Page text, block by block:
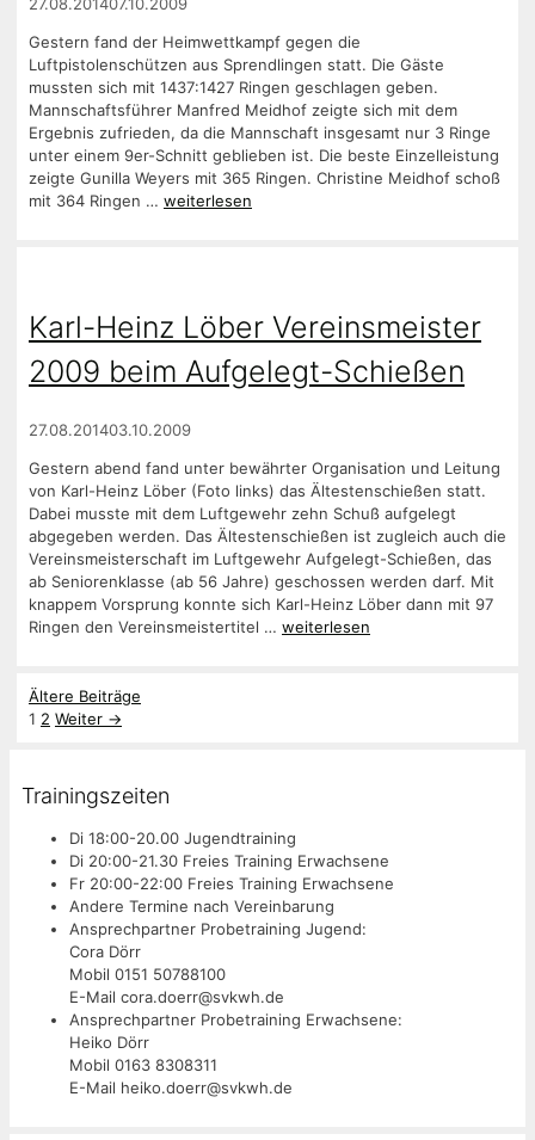
Gestern fand der Heimwettkampf gegen die
Luftpistolenschützen aus Sprendlingen statt. Die Gäste
mussten sich mit 1437:1427 Ringen geschlagen geben.
Mannschaftsführer Manfred Meidhof zeigte sich mit dem
Ergebnis zufrieden, da die Mannschaft insgesamt nur 3 Ringe
unter einem 9er-Schnitt geblieben ist. Die beste Einzelleistung
zeigte Gunilla Weyers mit 365 Ringen. Christine Meidhof schoß
mit 364 Ringen … weiterlesen
Karl-Heinz Löber Vereinsmeister
2009 beim Aufgelegt-Schießen
27.08.201403.10.2009
Gestern abend fand unter bewährter Organisation und Leitung
von Karl-Heinz Löber (Foto links) das Ältestenschießen statt.
Dabei musste mit dem Luftgewehr zehn Schuß aufgelegt
abgegeben werden. Das Ältestenschießen ist zugleich auch die
Vereinsmeisterschaft im Luftgewehr Aufgelegt-Schießen, das
ab Seniorenklasse (ab 56 Jahre) geschossen werden darf. Mit
knappem Vorsprung konnte sich Karl-Heinz Löber dann mit 97
Ringen den Vereinsmeistertitel … weiterlesen
Ältere Beiträge
Seite
1 Seite
2 Weiter →
Trainingszeiten
Di 18:00-20.00 Jugendtraining
Di 20:00-21.30 Freies Training Erwachsene
Fr 20:00-22:00 Freies Training Erwachsene
Andere Termine nach Vereinbarung
Ansprechpartner Probetraining Jugend:
Cora Dörr
Mobil 0151 50788100
E-Mail cora.doerr@svkwh.de
Ansprechpartner Probetraining Erwachsene:
Heiko Dörr
Mobil 0163 8308311
E-Mail heiko.doerr@svkwh.de